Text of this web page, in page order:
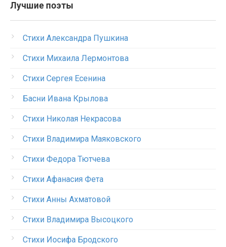
Лучшие поэты
Стихи Александра Пушкина
Стихи Михаила Лермонтова
Стихи Сергея Есенина
Басни Ивана Крылова
Стихи Николая Некрасова
Стихи Владимира Маяковского
Стихи Федора Тютчева
Стихи Афанасия Фета
Стихи Анны Ахматовой
Стихи Владимира Высоцкого
Стихи Иосифа Бродского